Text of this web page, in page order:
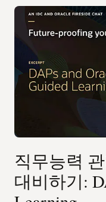
직무능력
대비하기: